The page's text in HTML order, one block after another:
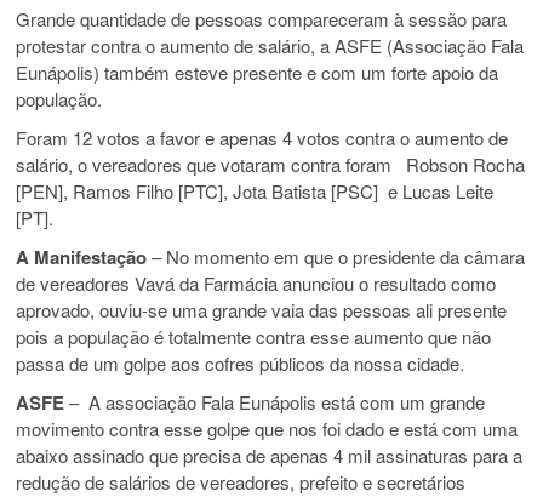
Grande quantidade de pessoas compareceram à sessão para
protestar contra o aumento de salário, a ASFE (Associação Fala
Eunápolis) também esteve presente e com um forte apoio da
população.
Foram 12 votos a favor e apenas 4 votos contra o aumento de
salário, o vereadores que votaram contra foram Robson Rocha
[PEN], Ramos Filho [PTC], Jota Batista [PSC] e Lucas Leite
[PT].
A Manifestação– No momento em que o presidente da câmara
de vereadores Vavá da Farmácia anunciou o resultado como
aprovado, ouviu-se uma grande vaia das pessoas ali presente
pois a população é totalmente contra esse aumento que não
passa de um golpe aos cofres públicos da nossa cidade.
ASFE– A associação Fala Eunápolis está com um grande
movimento contra esse golpe que nos foi dado e está com uma
abaixo assinado que precisa de apenas 4 mil assinaturas para a
redução de salários de vereadores, prefeito e secretários